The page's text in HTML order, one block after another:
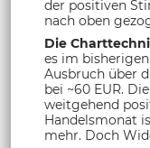
der positiven
nach oben
Die
es im
Ausbruch über
bei ~60 EUR.
weitgehend
Handelsmonat
mehr. Doch